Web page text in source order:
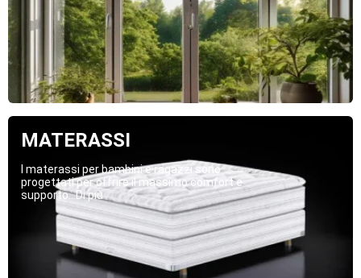
MATERASSI
I materassi per bambini e ragazzi sono
progettati per offrire il massimo comfort e
supporto...Di più